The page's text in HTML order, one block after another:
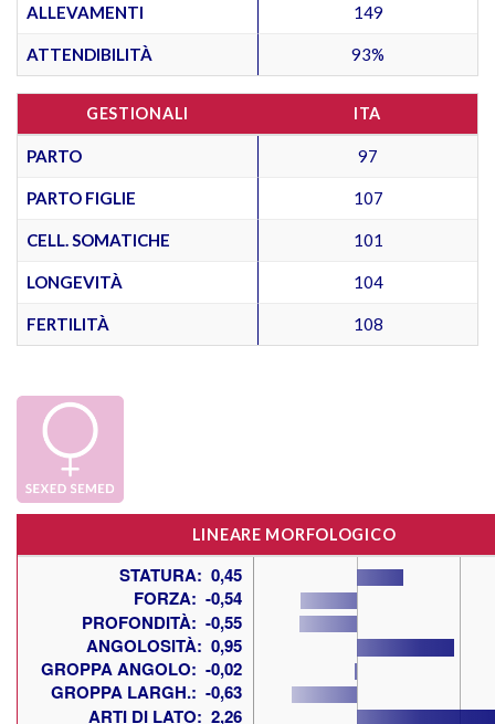
ALLEVAMENTI 149
ATTENDIBILITÀ 93%
GESTIONALI ITA
PARTO 97
PARTO FIGLIE 107
CELL. SOMATICHE 101
LONGEVITÀ 104
FERTILITÀ 108
LINEARE MORFOLOGICO